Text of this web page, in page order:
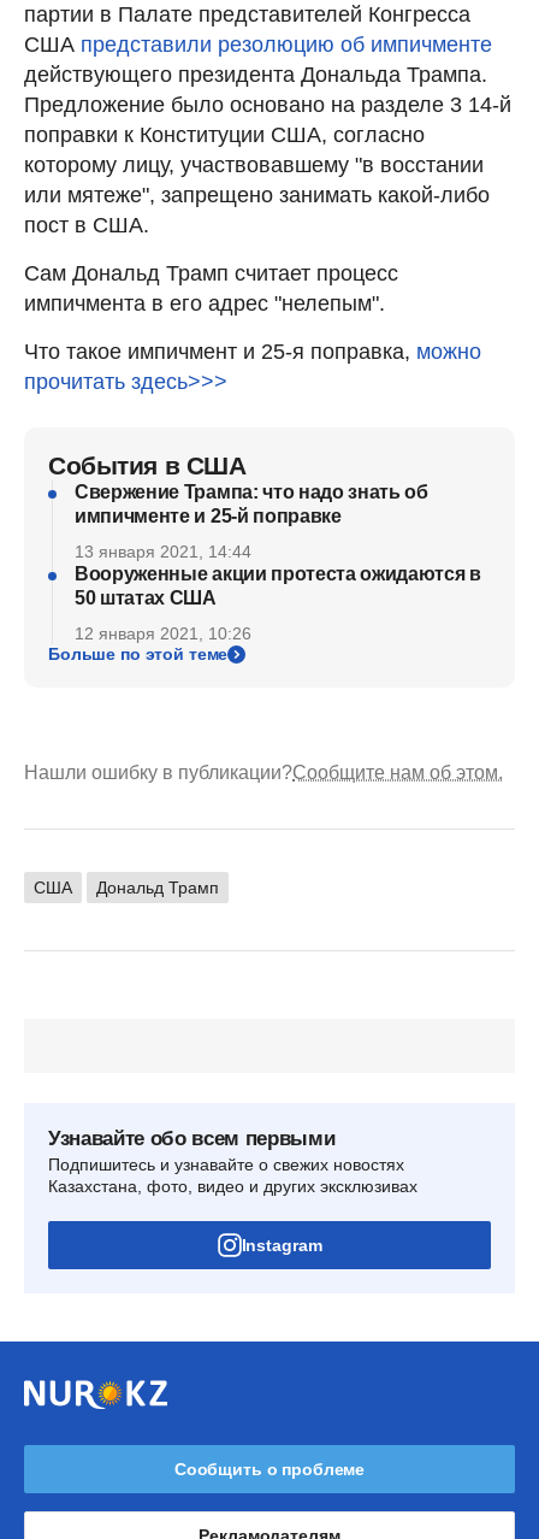
партии в Палате представителей Конгресса
США представили резолюцию об импичменте
действующего президента Дональда Трампа.
Предложение было основано на разделе 3 14-й
поправки к Конституции США, согласно
которому лицу, участвовавшему "в восстании
или мятеже", запрещено занимать какой-либо
пост в США.
Сам Дональд Трамп считает процесс
импичмента в его адрес "нелепым".
Что такое импичмент и 25-я поправка, можно
прочитать здесь>>>
События в США
Свержение Трампа: что надо знать об
импичменте и 25-й поправке
13 января 2021, 14:44
Вооруженные акции протеста ожидаются в
50 штатах США
12 января 2021, 10:26
Больше по этой теме
Нашли ошибку в публикации?Сообщите нам об этом.
США Дональд Трамп
Узнавайте обо всем первыми
Подпишитесь и узнавайте о свежих новостях
Казахстана, фото, видео и других эксклюзивах
Instagram
Сообщить о проблеме